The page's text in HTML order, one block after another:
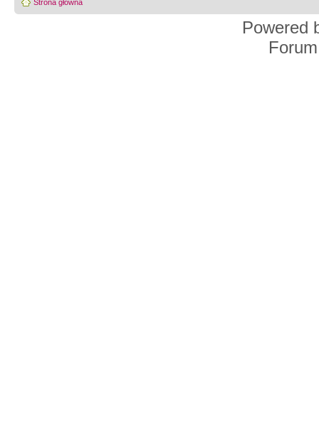
Strona główna
Powered